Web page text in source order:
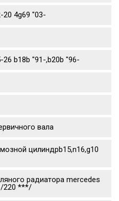
20 4g69 "03-
26 b18b "91-,b20b "96-
вала
цилиндрb15,n16,g10
радиатора mercedes
220 ***/